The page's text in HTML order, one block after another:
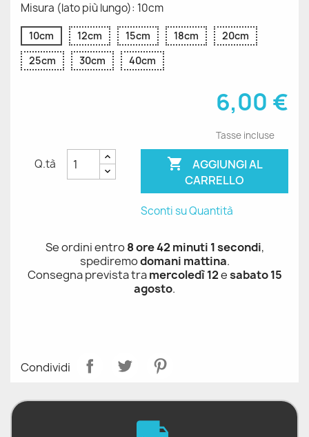
Misura (lato più lungo): 10cm
10cm 12cm 15cm 18cm
20cm
25cm
30cm 40cm
6,00 €
Tasse incluse
Q.tà 
CARRELLO
Sconti su Quantità
Se ordini entro8 ore 42 minuti 1 secondi,
spediremodomani mattina.
Consegna prevista tramercoledì 12esabato 15
agosto.
Condividi